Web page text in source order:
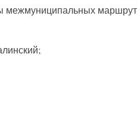
межмуниципальных